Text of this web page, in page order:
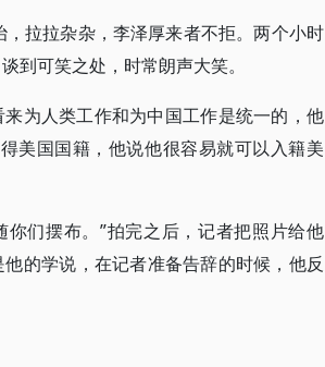
拉拉杂杂，李泽厚来者不拒。两个小时
到可笑之处，时常朗声大笑。
为人类工作和为中国工作是统一的，他
美国国籍，他说他很容易就可以入籍美
们摆布。”拍完之后，记者把照片给他
的学说，在记者准备告辞的时候，他反